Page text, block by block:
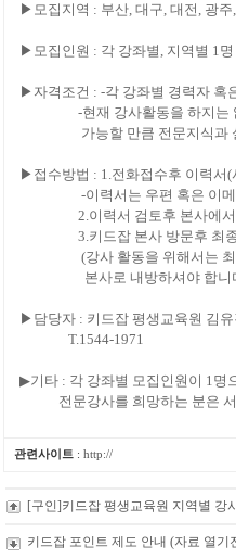
▶모집지역 : 부산, 대구, 대전, 광주
▶모집인원 : 각 강좌별, 지역별 1명
▶자격조건 : -각 강좌별 경력자 혹
-현재 강사활동을 하지는 않
가능할 만큼 전문지식과 실
▶접수방법 : 1.전화접수후 이력서(
-이력서는 우편 혹은 이메
2.이력서 검토후 본사에서
3.키드잡 본사 방문후 최종
(강사 활동을 위해서는 최소
본사로 내방하셔야 합니
▶담당자 : 키드잡 평생교육원 김
T.1544-1971
▶기타 : 각 강좌별 모집인원이 1명
전문강사를 희망하는 분은 서
관련사이트 : http://
[구인]키드잡 평생교육원 지역별 강
키드잡 포인트 제도 안내 (자료 열기